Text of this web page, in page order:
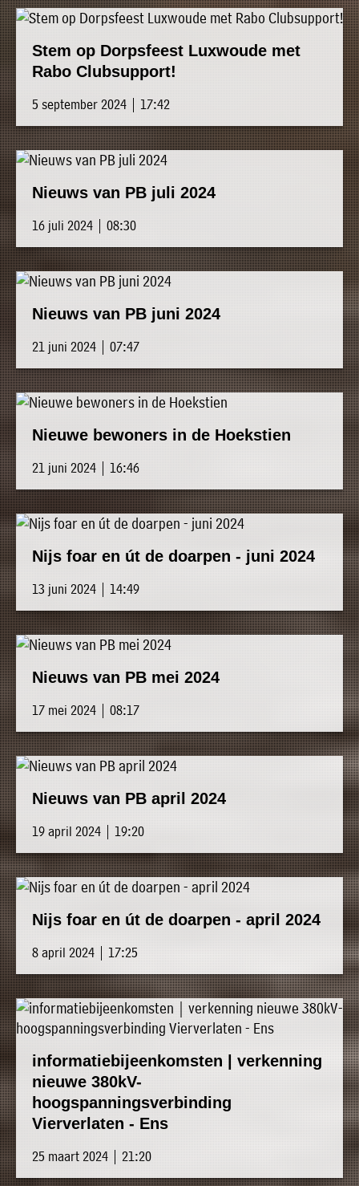
Stem op Dorpsfeest Luxwoude met
Rabo Clubsupport!
5 september 2024 | 17:42
Nieuws van PB juli 2024
16 juli 2024 | 08:30
Nieuws van PB juni 2024
21 juni 2024 | 07:47
Nieuwe bewoners in de Hoekstien
21 juni 2024 | 16:46
Nijs foar en út de doarpen - juni 2024
13 juni 2024 | 14:49
Nieuws van PB mei 2024
17 mei 2024 | 08:17
Nieuws van PB april 2024
19 april 2024 | 19:20
Nijs foar en út de doarpen - april 2024
8 april 2024 | 17:25
informatiebijeenkomsten | verkenning
nieuwe 380kV-
hoogspanningsverbinding
Vierverlaten - Ens
25 maart 2024 | 21:20